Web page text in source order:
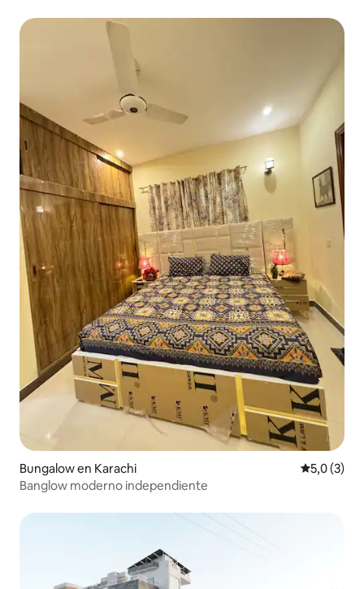
Bungalow en Karachi
5,0 (3)
Banglow moderno independiente